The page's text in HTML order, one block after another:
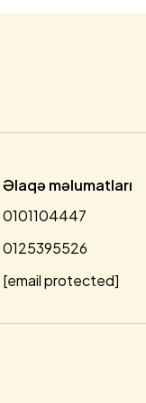
sizin deyil, bizim
bizik". İndi
etdirin, qaranlıq
çıxın. Bu da
Əlaqə məlumatları
0101104447
0125395526
[email protected]